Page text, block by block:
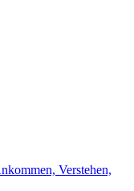
Verstehen,